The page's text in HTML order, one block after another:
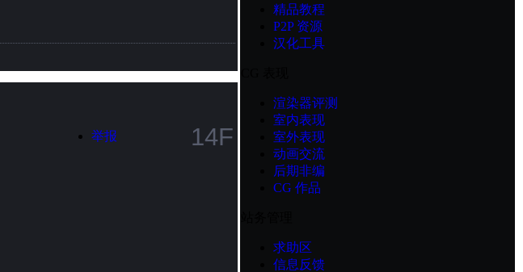
举报
14F
精品教程
P2P 资源
汉化工具
渲染器评测
室内表现
室外表现
动画交流
后期非编
CG 作品
求助区
信息反馈